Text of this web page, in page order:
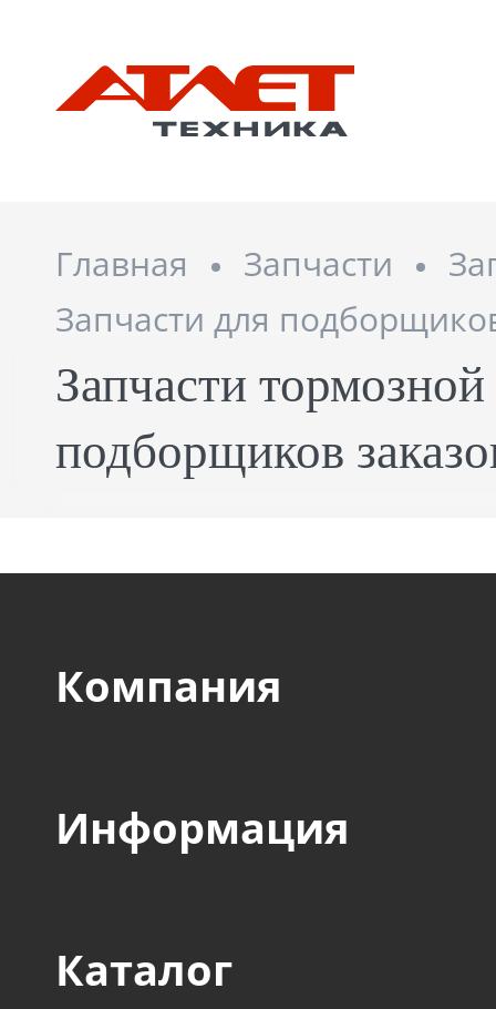
Главная Запчасти
Запчасти для
Запчасти
подборщиков
Компания
Информация
Каталог